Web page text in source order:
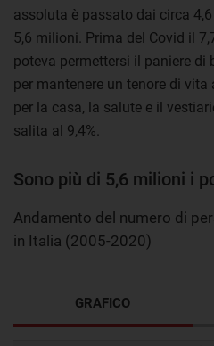
assoluta è passato dai circa
5,6 milioni. Prima del Covid il
poteva permettersi il paniere di
per mantenere un tenore di
per la casa, la salute e il
salita al 9,4%.
Sono più di 5,6 milioni i
Andamento del numero di
in Italia (2005-2020)
GRAFICO